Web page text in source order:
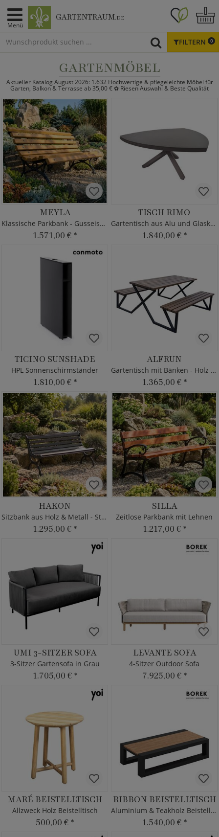
Menü
GARTENTRAUM.DE
FILTERN 0
GARTENMÖBEL
Aktueller Katalog August 2026: 1.632 Hochwertige & pflegeleichte Möbel für
Garten, Balkon & Terrasse ab 35,00 € ✿ Riesen Auswahl & Beste Qualität
MEYLA
Klassische Parkbank - Gusseisen & Holz
1.571,00 € *
TISCH RIMO
Gartentisch aus Alu und Glaskeramik
1.840,00 € *
TICINO SUNSHADE
HPL Sonnenschirmständer
1.810,00 € *
ALFRUN
Gartentisch mit Bänken - Holz & Metall
1.365,00 € *
HAKON
Sitzbank aus Holz & Metall - Stadtdeko
1.295,00 € *
SILLA
Zeitlose Parkbank mit Lehnen
1.217,00 € *
UMI 3-SITZER SOFA
3-Sitzer Gartensofa in Grau
1.705,00 € *
LEVANTE SOFA
4-Sitzer Outdoor Sofa
7.925,00 € *
MARÉ BEISTELLTISCH
Allzweck Holz Beistelltisch
500,00 € *
RIBBON BEISTELLTISCH
Aluminium & Teakholz Beistelltisch
1.540,00 € *